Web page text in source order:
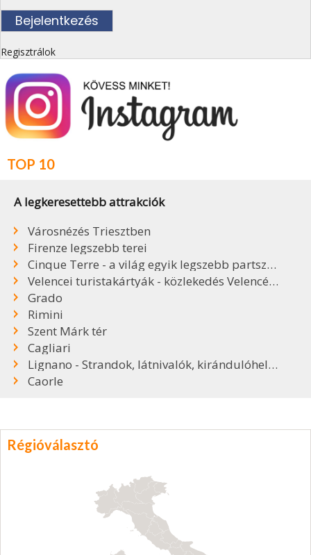
Regisztrálok
TOP 10
A legkeresettebb attrakciók
Városnézés Triesztben
Firenze legszebb terei
Cinque Terre - a világ egyik legszebb partszakasza
Velencei turistakártyák - közlekedés Velencében
Grado
Rimini
Szent Márk tér
Cagliari
Lignano - Strandok, látnivalók, kirándulóhelyek
Caorle
Régióválasztó